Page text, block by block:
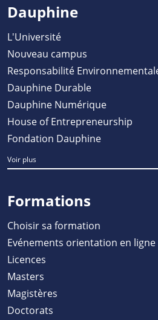
Dauphine
L'Université
Nouveau campus
Responsabilité
Dauphine Durable
Dauphine Numérique
House of Entrepreneurship
Fondation Dauphine
Voir plus
Formations
Choisir sa formation
Evénements orientation en ligne
Licences
Masters
Magistères
Doctorats